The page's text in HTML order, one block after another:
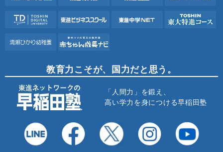
教育力こそが、国力だと思う。
「人間力」を鍛え、
高い学力を身につける早稲田塾